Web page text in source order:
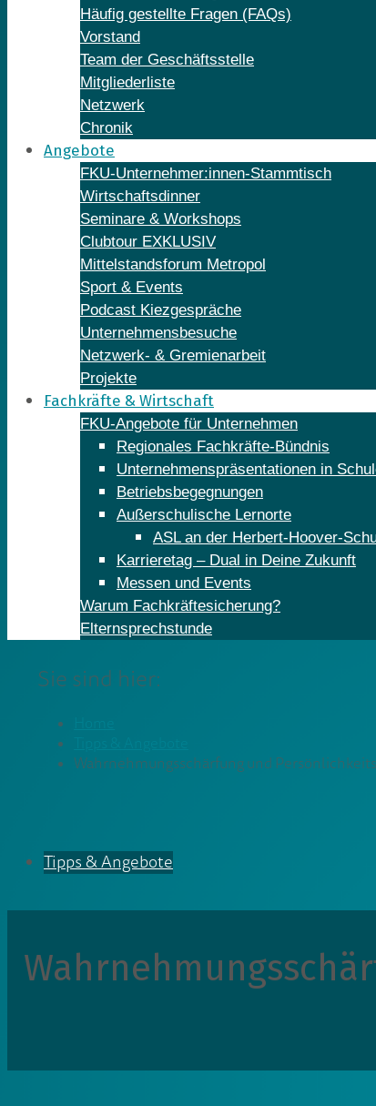
Häufig gestellte Fragen (FAQs)
Vorstand
Team der Geschäftsstelle
Mitgliederliste
Netzwerk
Chronik
Angebote
FKU-Unternehmer:innen-Stammtisch
Wirtschaftsdinner
Seminare & Workshops
Clubtour EXKLUSIV
Mittelstandsforum Metropol
Sport & Events
Podcast Kiezgespräche
Unternehmensbesuche
Netzwerk- & Gremienarbeit
Projekte
Fachkräfte & Wirtschaft
FKU-Angebote für Unternehmen
Regionales Fachkräfte-Bündnis
Unternehmenspräsentationen in
Betriebsbegegnungen
Außerschulische Lernorte
ASL an der Herbert-Hoover-
Karrieretag – Dual in Deine Zukunft
Messen und Events
Warum Fachkräftesicherung?
Elternsprechstunde
Sie sind hier:
Wahrnehmungsschärfung und
Tipps & Angebote